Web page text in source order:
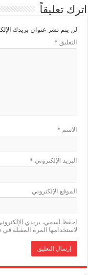
اترك تعليقاً
لن يتم نشر عنوان بريدك
التعليق *
الاسم *
البريد الإلكتروني *
الموقع الإلكتروني
احفظ اسمي، بريدي
لاستخدامها المرة المقبلة في